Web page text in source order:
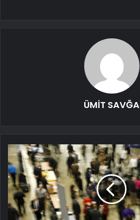
ÜMİT SAVĞA